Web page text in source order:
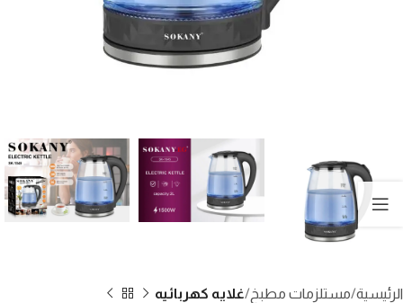
الرئيسية مستلزمات مطبخ غلايه كهربائيه